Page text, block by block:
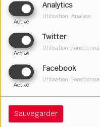
Analytics
Activé
Utilisation: Analyse
Twitter
Activé
Utilisation:
Facebook
Activé
Utilisation:
Sauvegarder
26 février 2026
Écouter le podcast
Le magazine sport de
sport local et national
et chroniqueuses.